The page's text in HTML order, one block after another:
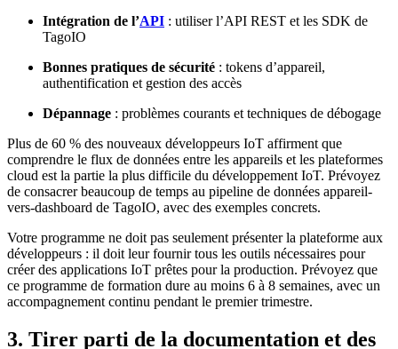
Intégration de l’API : utiliser l’API REST et les SDK de
TagoIO
Bonnes pratiques de sécurité : tokens d’appareil,
authentification et gestion des accès
Dépannage : problèmes courants et techniques de débogage
Plus de 60 % des nouveaux développeurs IoT affirment que
comprendre le flux de données entre les appareils et les plateformes
cloud est la partie la plus difficile du développement IoT. Prévoyez
de consacrer beaucoup de temps au pipeline de données appareil-
vers-dashboard de TagoIO, avec des exemples concrets.
Votre programme ne doit pas seulement présenter la plateforme aux
développeurs : il doit leur fournir tous les outils nécessaires pour
créer des applications IoT prêtes pour la production. Prévoyez que
ce programme de formation dure au moins 6 à 8 semaines, avec un
accompagnement continu pendant le premier trimestre.
3. Tirer parti de la documentation et des